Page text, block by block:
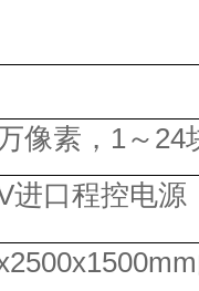
像素 ，1～24
进口程控电源
2500x1500